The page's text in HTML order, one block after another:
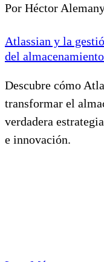
Por Héctor
Atlassian y la
del
Descubre cómo
transformar el
verdadera
e innovación.